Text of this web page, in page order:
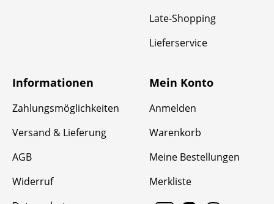
Late-Shopping
Lieferservice
Informationen
Zahlungsmöglichkeiten
Versand & Lieferung
AGB
Widerruf
Mein Konto
Anmelden
Warenkorb
Meine Bestellungen
Merkliste